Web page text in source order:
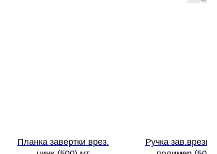
Планка завертки врез.
Ручка